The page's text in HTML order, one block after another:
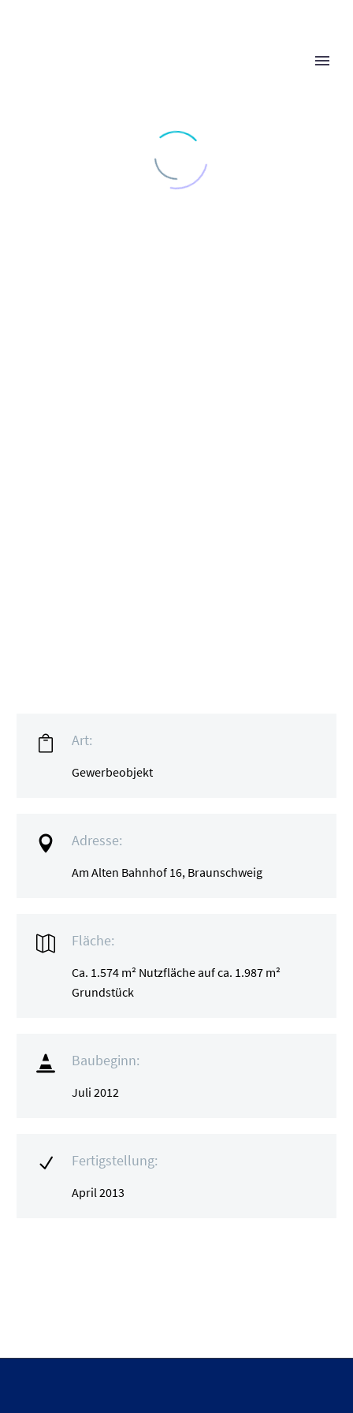
 Art:
Gewerbeobjekt
 Adresse:
Am Alten Bahnhof 16, Braunschweig
 Fläche:
Ca. 1.574 m² Nutzfläche auf ca. 1.987 m²
Grundstück
 Baubeginn:
Juli 2012
N Fertigstellung:
April 2013